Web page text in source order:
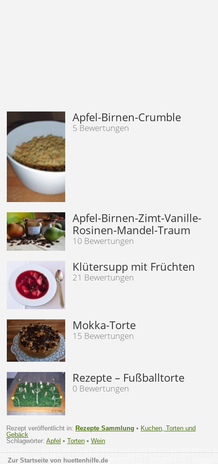
Apfel-Birnen-Crumble
5 Bewertungen
Apfel-Birnen-Zimt-Vanille-
Rosinen-Mandel-Traum
10 Bewertungen
Klütersupp mit Früchten
21 Bewertungen
Mokka-Torte
15 Bewertungen
Rezepte – Fußballtorte
0 Bewertungen
Rezept veröffentlicht in: Rezepte Sammlung • Kuchen, Torten und
Gebäck
Schlagwörter: Apfel • Torten • Wein
huettenhilfe.de